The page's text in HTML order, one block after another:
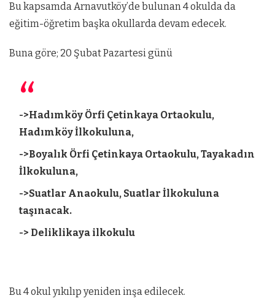
Bu kapsamda Arnavutköy’de bulunan 4 okulda da
eğitim-öğretim başka okullarda devam edecek.
Buna göre; 20 Şubat Pazartesi günü
->Hadımköy Örfi Çetinkaya Ortaokulu,
Hadımköy İlkokuluna,
->Boyalık Örfi Çetinkaya Ortaokulu, Tayakadın
İlkokuluna,
->Suatlar Anaokulu, Suatlar İlkokuluna
taşınacak.
-> Deliklikaya ilkokulu
Bu 4 okul yıkılıp yeniden inşa edilecek.